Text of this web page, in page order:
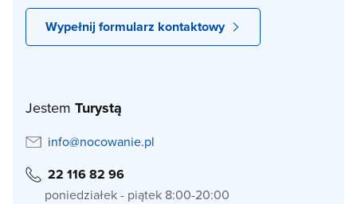
Wypełnij formularz kontaktowy
Jestem Turystą
info@nocowanie.pl
22 116 82 96
poniedziałek - piątek 8:00-20:00